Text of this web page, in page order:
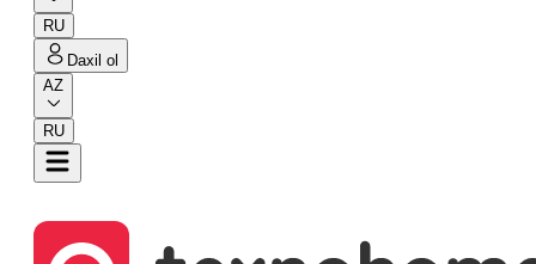
RU
Daxil ol
AZ
RU